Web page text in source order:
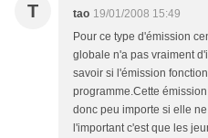
T tao 19/01/2008 15:49
Pour ce type d'émission
globale n'a pas vraiment
savoir si l'émission
programme.Cette
donc peu importe si elle
l'important c'est que les